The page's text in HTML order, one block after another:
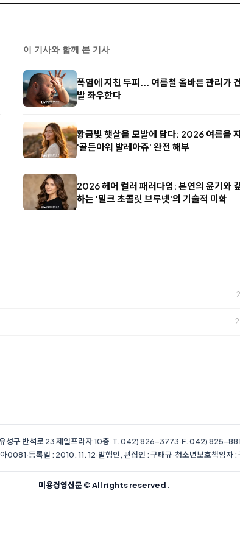
이 기사와 함께 본 기사
폭염에 지친 두피... 여름철 올바른 관리가
발 좌우한다
황금빛 햇살을 모발에 담다: 2026 여름을
'골든아워 발레아쥬' 완전 해부
2026 헤어 컬러 패러다임: 본연의 윤기와
하는 '밀크 초콜릿 브루넷'의 기술적 미학
성구 반석로 23 제일프라자 10층·T. 042) 826-3773·F. 042) 825-
0081·등록일 : 2010. 11. 12·발행인, 편집인 : 구태규·청소년보호책임자 :
미용경영신문 © All rights reserved.